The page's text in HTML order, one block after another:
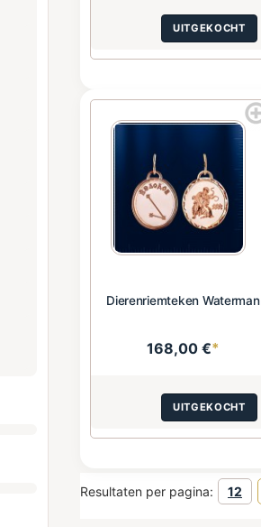
UITGEKOCHT
Dierenriemteken Waterman
168,00 €*
UITGEKOCHT
Resultaten per pagina: 12